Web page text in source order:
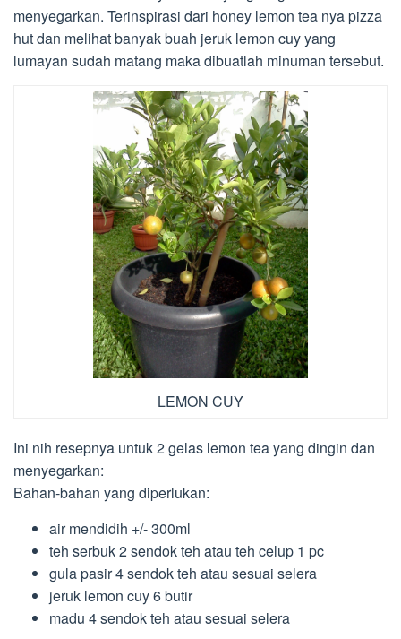
menyegarkan. Terinspirasi dari honey lemon tea nya pizza
hut dan melihat banyak buah jeruk lemon cuy yang
lumayan sudah matang maka dibuatlah minuman tersebut.
LEMON CUY
Ini nih resepnya untuk 2 gelas lemon tea yang dingin dan
menyegarkan:
Bahan-bahan yang diperlukan:
air mendidih +/- 300ml
teh serbuk 2 sendok teh atau teh celup 1 pc
gula pasir 4 sendok teh atau sesuai selera
jeruk lemon cuy 6 butir
madu 4 sendok teh atau sesuai selera